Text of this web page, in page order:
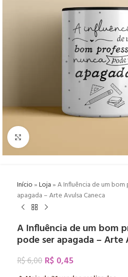
Click to enlarge
Início»Loja»A Influência de um
apagada – Arte Avulsa Caneca
A Influência de um bom
pode ser apagada – Arte
R$6,00 R$ 0,45